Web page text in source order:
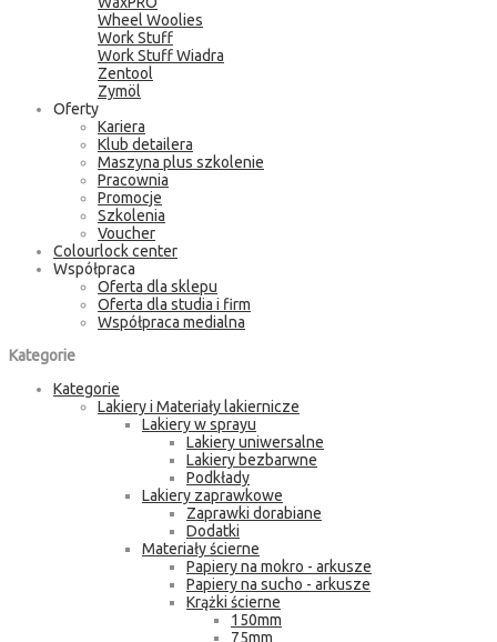
Wheel Woolies
Work Stuff
Work Stuff Wiadra
Zentool
Zymöl
Oferty
Kariera
Klub detailera
Maszyna plus szkolenie
Pracownia
Promocje
Szkolenia
Voucher
Colourlock center
Współpraca
Oferta dla sklepu
Oferta dla studia i firm
Współpraca medialna
Kategorie
Kategorie
Lakiery i Materiały lakiernicze
Lakiery w sprayu
Lakiery uniwersalne
Lakiery bezbarwne
Podkłady
Lakiery zaprawkowe
Zaprawki dorabiane
Dodatki
Materiały ścierne
Papiery na mokro - arkusze
Papiery na sucho - arkusze
Krążki ścierne
150mm
75mm